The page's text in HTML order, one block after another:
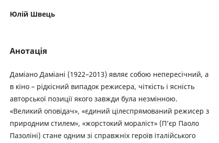
Юлій Швець
Анотація
Даміано Даміані (1922–2013) являє собою непересічний, а
в кіно – рідкісний випадок режисера, чіткість і ясність
авторської позиції якого завжди була незмінною.
«Великий оповідач», «єдиний цілеспрямований режисер з
природним стилем», «жорстокий мораліст» (П’єр Паоло
Пазоліні) стане одним зі справжніх героїв італійського